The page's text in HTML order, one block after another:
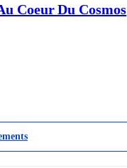
Coeur Du Cosmos